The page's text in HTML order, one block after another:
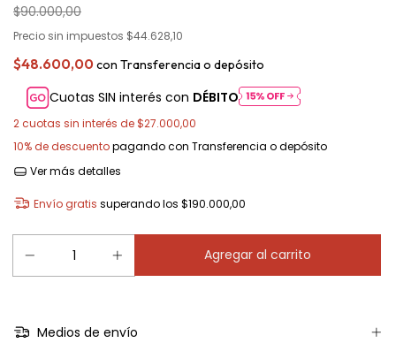
$90.000,00
Precio sin impuestos $44.628,10
$48.600,00con Transferencia o depósito
Cuotas SIN interés con DÉBITO
2cuotas sin interés de$27.000,00
10% de descuentopagando con Transferencia o depósito
Ver más detalles
Envío gratis superando los $190.000,00
Medios de envío